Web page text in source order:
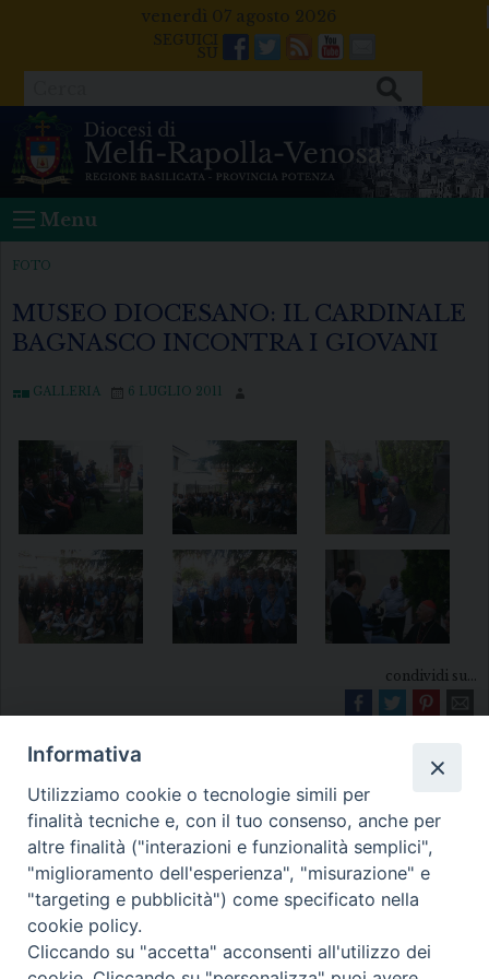
venerdì 07 agosto 2026
Facebook
Twitter
FeedsYoutube
Mail
Menu
FOTO
MUSEO DIOCESANO: IL CARDINALE
BAGNASCO INCONTRA I GIOVANI
GALLERIA 6 LUGLIO 2011
condividi su...
Diocesi di Melfi Rapolla Venosa
• Largo Duomo, 12 - 85025 MELFI (PZ) •
Tel. 0972238604
Informativa
Utilizziamo cookie o tecnologie simili per
finalità tecniche e, con il tuo consenso, anche per
altre finalità ("interazioni e funzionalità semplici",
"miglioramento dell'esperienza", "misurazione" e
"targeting e pubblicità") come specificato nella
cookie policy.
Cliccando su "accetta" acconsenti all'utilizzo dei